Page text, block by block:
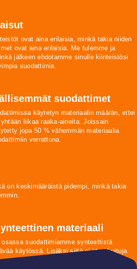
ovat aina erilaisia, minkä takia niiden
ovat aina erilaisia. Me tulemme ja
jälkeen ehdotamme sinulle kiinteistösi
suodattimia.
suodattimet
käytetyn materiaalin määrän, ettei
liikaa raaka-aineita. Joissain
jopa 50 % vähemmän materiaalia
verrattuna.
on keskimääräistä pidempi, minkä takia
materiaali
suodattimiamme synteettistä
käytössä. Lisäksi siitä ei irtoa kuituja